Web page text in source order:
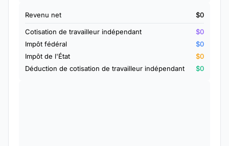
Revenu net $0
Cotisation de travailleur indépendant
$0
Impôt fédéral
$0
Impôt de l'État
$0
Déduction de cotisation de travailleur indépendant
$0